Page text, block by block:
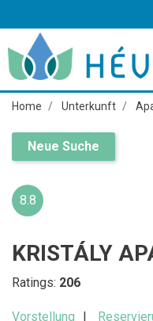
Home Unterkunft
Neue Suche
8.8
KRISTÁLY
Ratings: 206
Vorstellung